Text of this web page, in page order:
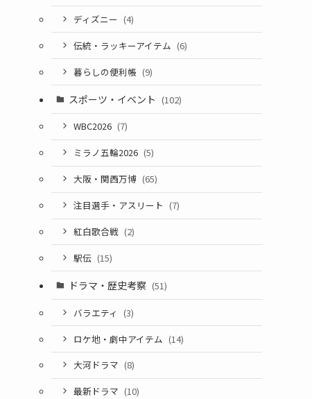
ディズニー (4)
伝統・ラッキーアイテム (6)
暮らしの便利帳 (9)
スポーツ・イベント (102)
WBC2026 (7)
ミラノ五輪2026 (5)
大阪・関西万博 (65)
注目選手・アスリート (7)
紅白歌合戦 (2)
駅伝 (15)
ドラマ・歴史考察 (51)
バラエティ (3)
ロケ地・劇中アイテム (14)
大河ドラマ (8)
最新ドラマ (10)